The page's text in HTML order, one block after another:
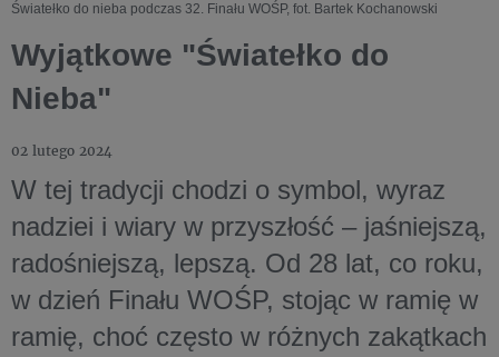
Światełko do nieba podczas 32. Finału WOŚP, fot. Bartek Kochanowski
Wyjątkowe "Światełko do
Nieba"
02 lutego 2024
W tej tradycji chodzi o symbol, wyraz
nadziei i wiary w przyszłość – jaśniejszą,
radośniejszą, lepszą. Od 28 lat, co roku,
w dzień Finału WOŚP, stojąc w ramię w
ramię, choć często w różnych zakątkach